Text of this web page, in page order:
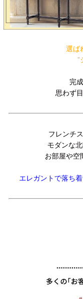
選ば
”
完
思わず
フレンチ
モダンな
お部屋や空
エレガントで落ち